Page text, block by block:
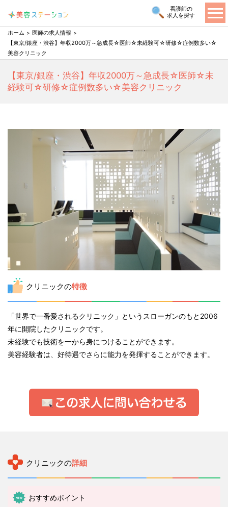
看護師の
求人を探す
ホーム
医師の求人情報
【東京/銀座・渋谷】年収2000万～急成長☆医師☆未経験可☆研修☆症例数多い☆
美容クリニック
【東京/銀座・渋谷】年収2000万～急成長☆医師☆未
経験可☆研修☆症例数多い☆美容クリニック
クリニックの特徴
「世界で一番愛されるクリニック」というスローガンのもと2006
年に開院したクリニックです。
未経験でも技術を一から身につけることができます。
美容経験者は、好待遇でさらに能力を発揮することができます。
クリニックの詳細
おすすめポイント